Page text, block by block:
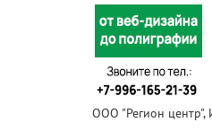
ООО "Регион